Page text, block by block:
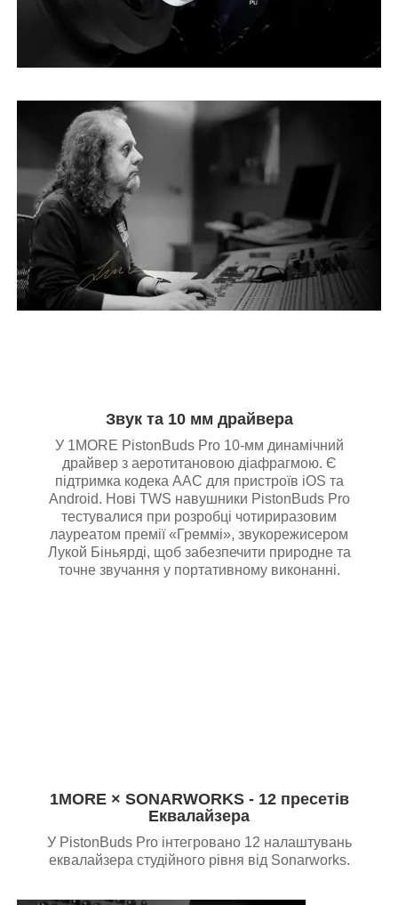
Звук та 10 мм драйвера
У 1MORE PistonBuds Pro 10-мм динамічний
драйвер з аеротитановою діафрагмою. Є
підтримка кодека AAC для пристроїв iOS та
Android. Нові TWS навушники PistonBuds Pro
тестувалися при розробці чотириразовим
лауреатом премії «Греммі», звукорежисером
Лукой Біньярді, щоб забезпечити природне та
точне звучання у портативному виконанні.
1MORE × SONARWORKS - 12 пресетів
Еквалайзера
У PistonBuds Pro інтегровано 12 налаштувань
еквалайзера студійного рівня від Sonarworks.